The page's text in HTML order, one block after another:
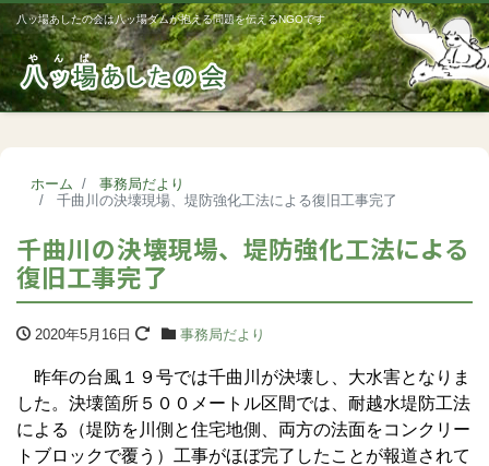
八ッ場あしたの会は八ッ場ダムが抱える問題を伝えるNGOです
ホーム
事務局だより
千曲川の決壊現場、堤防強化工法による復旧工事完了
千曲川の決壊現場、堤防強化工法による
復旧工事完了
2020年5月16日 事務局だより
昨年の台風１９号では千曲川が決壊し、大水害となりま
した。決壊箇所５００メートル区間では、耐越水堤防工法
による（堤防を川側と住宅地側、両方の法面をコンクリー
トブロックで覆う）工事がほぼ完了したことが報道されて